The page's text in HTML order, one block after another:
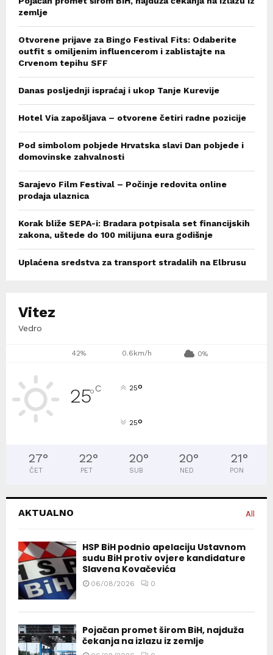
zemlje
Otvorene prijave za Bingo Festival Fits: Odaberite
outfit s omiljenim influencerom i zablistajte na
Crvenom tepihu SFF
Danas posljednji ispraćaj i ukop Tanje Kurevije
Hotel Via zapošljava – otvorene četiri radne pozicije
Pod simbolom pobjede Hrvatska slavi Dan pobjede i
domovinske zahvalnosti
Sarajevo Film Festival – Počinje redovita online
prodaja ulaznica
Korak bliže SEPA-i: Bradara potpisala set financijskih
zakona, uštede do 100 milijuna eura godišnje
Uplaćena sredstva za transport stradalih na Elbrusu
Vitez
Vedro
42% 0.6km/h 0%
25°C 25°
25°
27°
ČET
22°
PET
20°
SUB
20°
NED
21°
PON
AKTUALNO All
HSP BiH podnio apelaciju Ustavnom
sudu BiH protiv ovjere kandidature
Slavena Kovačevića
06/08/2026 0
Pojačan promet širom BiH, najduža
čekanja na izlazu iz zemlje